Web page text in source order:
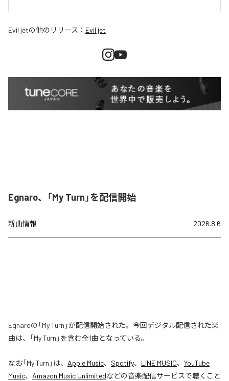
Evil jetの他のリリース： Evil jet
Egnaro、「My Turn」を配信開始
新曲情報 2026.8.6
Egnaroの「My Turn」が配信開始された。今回デジタル配信された楽
曲は、「My Turn」を含む全1曲となっている。
なお「My Turn 」は、 Apple Music、 Spotify、 LINE MUSIC、 YouTube
Music、 Amazon Music Unlimitedなどの音楽配信サービスで聴くこと